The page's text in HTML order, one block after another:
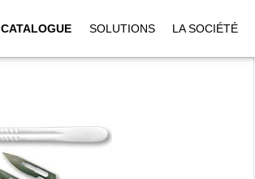
CATALOGUE SOLUTIONS LA SOCIÉTÉ